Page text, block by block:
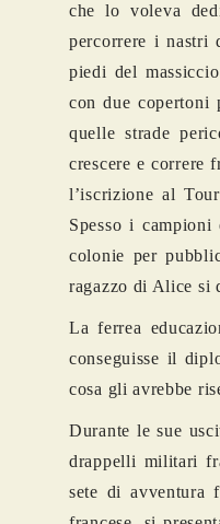
che lo voleva
percorrere i nastri
piedi del
con due copertoni
quelle strade
crescere e correre
l’iscrizione al
Spesso i
colonie per
ragazzo di Alice si
La ferrea
conseguisse il
cosa gli avrebbe
Durante le sue
drappelli militari
sete di avventura